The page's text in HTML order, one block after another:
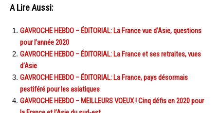
A Lire Aussi:
GAVROCHE HEBDO – ÉDITORIAL: La France vue d’Asie, questions
pour l’année 2020
GAVROCHE HEBDO – ÉDITORIAL: La France et ses retraites, vues
d’Asie
GAVROCHE HEBDO – ÉDITORIAL: La France, pays désormais
pestiféré pour les asiatiques
GAVROCHE HEBDO – MEILLEURS VOEUX ! Cinq défis en 2020 pour